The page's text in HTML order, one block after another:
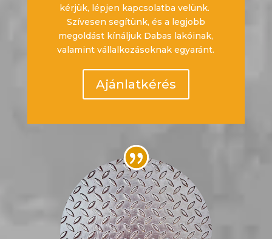
kérjük, lépjen kapcsolatba velünk.
Szívesen segítünk, és a legjobb
megoldást kínáljuk Dabas lakóinak,
valamint vállalkozásoknak egyaránt.
Ajánlatkérés